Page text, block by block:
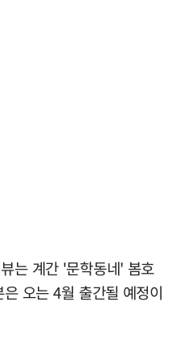
는 계간 '문학동네' 봄호
오는 4월 출간될 예정이